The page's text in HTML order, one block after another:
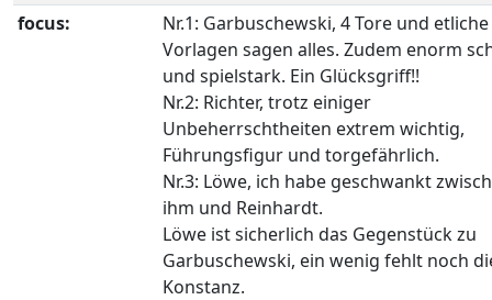
focus:
Nr.1: Garbuschewski, 4 Tore und etliche
Vorlagen sagen alles. Zudem enorm
und spielstark. Ein Glücksgriff!!
Nr.2: Richter, trotz einiger
Unbeherrschtheiten extrem wichtig,
Führungsfigur und torgefährlich.
Nr.3: Löwe, ich habe geschwankt
ihm und Reinhardt.
Löwe ist sicherlich das Gegenstück zu
Garbuschewski, ein wenig fehlt noch
Konstanz.